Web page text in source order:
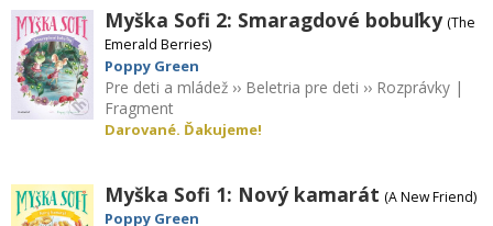
Myška Sofi 2: Smaragdové bobuľky (The
Emerald Berries)
Poppy Green
Pre deti a mládež ›› Beletria pre deti ›› Rozprávky |
Fragment
Darované. Ďakujeme!
Myška Sofi 1: Nový kamarát (A New Friend)
Poppy Green